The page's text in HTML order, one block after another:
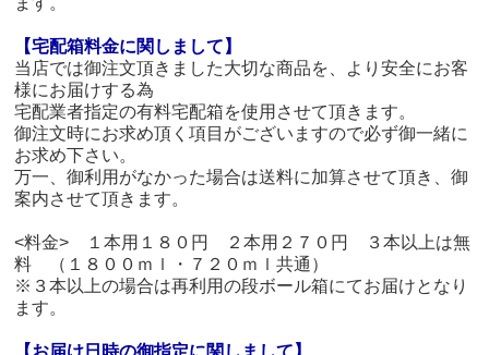
【宅配箱料金に関しまして】
当店では御注文頂きました大切な商品を、より安全にお客
様にお届けする為
宅配業者指定の有料宅配箱を使用させて頂きます。
御注文時にお求め頂く項目がございますので必ず御一緒に
お求め下さい。
万一、御利用がなかった場合は送料に加算させて頂き、御
案内させて頂きます。
<料金> １本用１８０円 ２本用２７０円 ３本以上は無
料 （１８００ｍｌ・７２０ｍｌ共通）
※３本以上の場合は再利用の段ボール箱にてお届けとなり
ます。
【お届け日時の御指定に関しまして】